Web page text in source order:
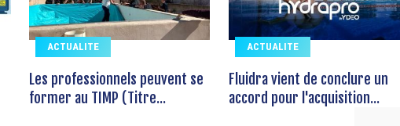
ACTUALITE
Les professionnels peuvent se
former au TIMP (Titre...
ACTUALITE
Fluidra vient de conclure un
accord pour l'acquisition...